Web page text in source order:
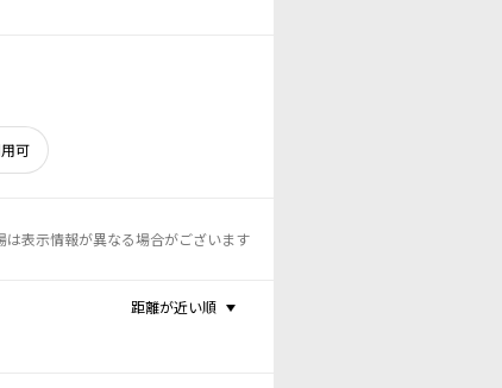
可
表示情報が異なる場合がございます
距離が近い順